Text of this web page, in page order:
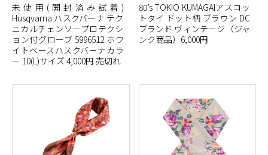
未使用(開封済み試着)
Husqvarna ハスクバーナ テク
ニカルチェンソープロテクシ
ョン付グローブ 5996512 ホワ
イトベースハスクバーナカラ
ー 10(L)サイズ 4,000円 売切れ
80’s TOKIO KUMAGAIアスコッ
トタイ ドット柄 ブラウン DC
ブランド ヴィンテージ（ジャ
ンク商品）6,000円